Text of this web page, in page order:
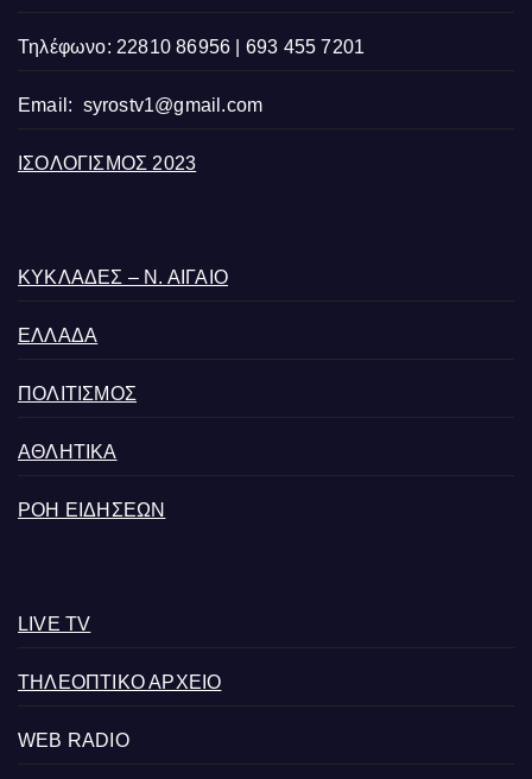
Τηλέφωνο: 22810 86956 | 693 455 7201
Email: syrostv1@gmail.com
ΙΣΟΛΟΓΙΣΜΟΣ 2023
ΚΥΚΛΑΔΕΣ – Ν. ΑΙΓΑΙΟ
ΕΛΛΑΔΑ
ΠΟΛΙΤΙΣΜΟΣ
ΑΘΛΗΤΙΚΑ
ΡΟΗ ΕΙΔΗΣΕΩΝ
LIVE TV
ΤΗΛΕΟΠΤΙΚΟ ΑΡΧΕΙΟ
WEB RADIO